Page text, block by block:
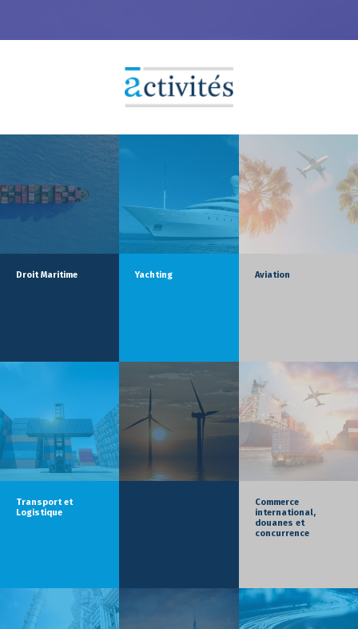
Droit Maritime Yachting Aviation
Transport et
Logistique
Commerce
international,
douanes et
concurrence